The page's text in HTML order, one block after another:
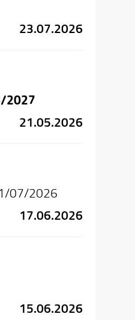
23.07.2026
2027
21.05.2026
07/2026
17.06.2026
15.06.2026